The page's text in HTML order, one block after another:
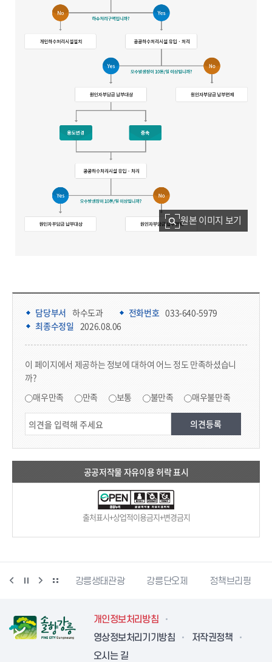
원본 이미지 보기
담당부서 정보 & 컨텐츠 만족도 조사 & 공공저작물 자유이용 허락 표시
담당부서 하수도과 전화번호 033-640-5979
최종수정일 2026.08.06
이 페이지에서 제공하는 정보에 대하여 어느 정도 만족하셨습니
까?
매우만족 만족 보통 불만족 매우불만족
공공저작물 자유이용 허락 표시
출처표시+상업적이용금지+변경금지
동물사랑센터 강릉생태관광 강릉단오제 정책브리핑
개인정보처리방침
영상정보처리기기방침
저작권정책
오시는 길